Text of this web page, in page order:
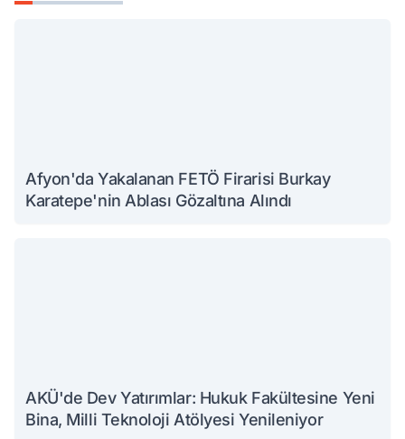
Afyon'da Yakalanan FETÖ Firarisi Burkay
Karatepe'nin Ablası Gözaltına Alındı
AKÜ'de Dev Yatırımlar: Hukuk Fakültesine Yeni
Bina, Milli Teknoloji Atölyesi Yenileniyor